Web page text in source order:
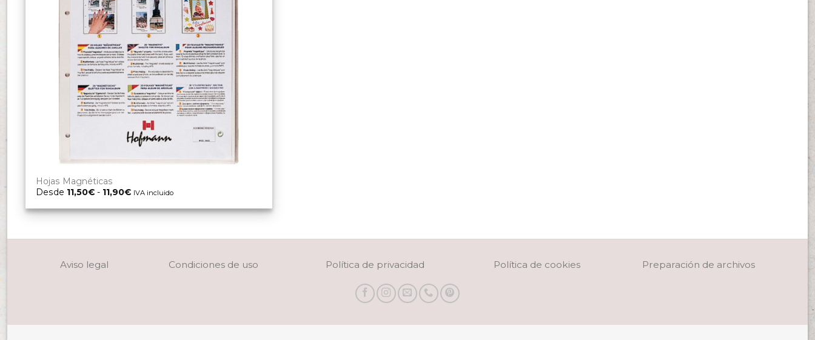
Hojas Magnéticas
Desde 11,50€ - 11,90€Rango
precios:
desde
11,90€
IVA incluido
Aviso legal Condiciones de uso Política de privacidad Política de cookies Preparación de archivos